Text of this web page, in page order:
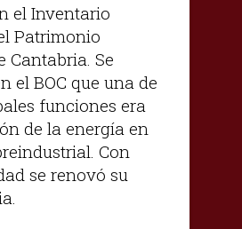
el Inventario
Patrimonio
Cantabria. Se
el BOC que una de
funciones era
de la energía en
Con
se renovó su